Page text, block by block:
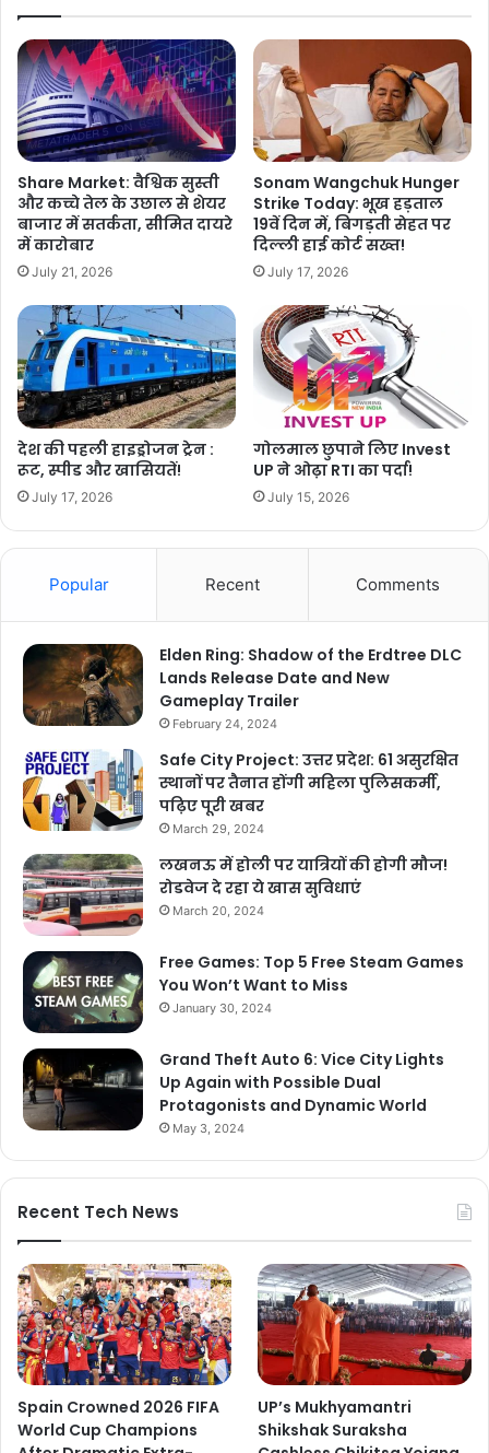
Share Market: वैश्विक सुस्ती
और कच्चे तेल के उछाल से शेयर
बाजार में सतर्कता, सीमित दायरे
में कारोबार
July 21, 2026
Sonam Wangchuk Hunger
Strike Today: भूख हड़ताल
19वें दिन में, बिगड़ती सेहत पर
दिल्ली हाई कोर्ट सख्त!
July 17, 2026
देश की पहली हाइड्रोजन ट्रेन :
रूट, स्पीड और खासियतें!
July 17, 2026
गोलमाल छुपाने लिए Invest
UP ने ओढ़ा RTI का पर्दा!
July 15, 2026
Popular Recent Comments
Elden Ring: Shadow of the Erdtree DLC
Lands Release Date and New
Gameplay Trailer
February 24, 2024
Safe City Project: उत्तर प्रदेश: 61 असुरक्षित
स्थानों पर तैनात होंगी महिला पुलिसकर्मी,
पढ़िए पूरी खबर
March 29, 2024
लखनऊ में होली पर यात्रियों की होगी मौज!
रोडवेज दे रहा ये खास सुविधाएं
March 20, 2024
Free Games: Top 5 Free Steam Games
You Won’t Want to Miss
January 30, 2024
Grand Theft Auto 6: Vice City Lights
Up Again with Possible Dual
Protagonists and Dynamic World
May 3, 2024
Recent Tech News
Spain Crowned 2026 FIFA
World Cup Champions
UP’s Mukhyamantri
Shikshak Suraksha